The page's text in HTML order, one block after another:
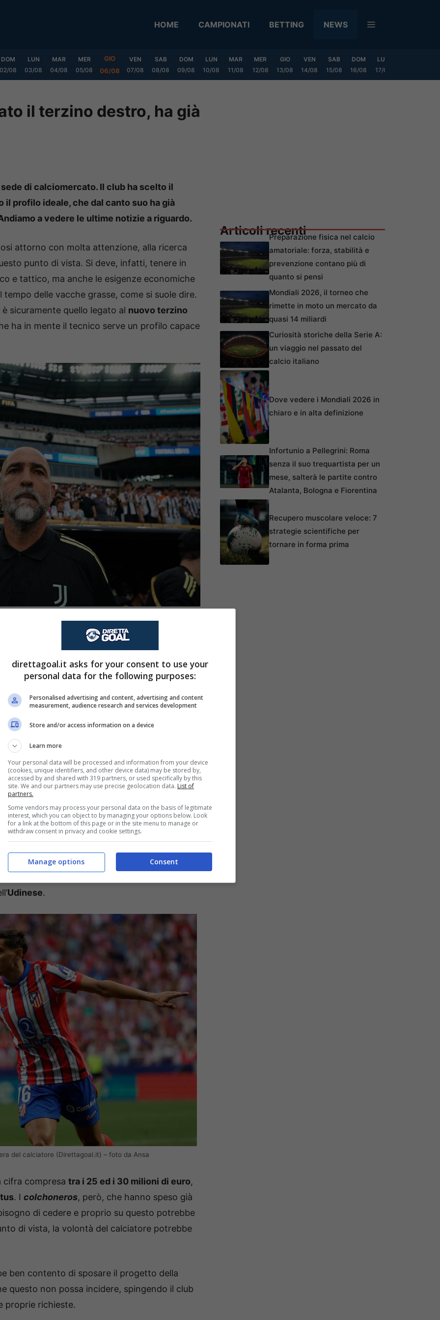
HOME CAMPIONATI BETTING NEWS
DOM
02/08
LUN
03/08
MAR
04/08
MER
05/08
GIO
06/08
VEN
07/08
SAB
08/08
DOM
09/08
LUN
10/08
MAR
11/08
MER
12/08
GIO
13/08
VEN
14/08
SAB
15/08
DOM
16/08
LUN
17/08
il terzino destro, ha già
di calciomercato. Il club ha scelto il
profilo ideale, che dal canto suo ha già
a vedere le ultime notizie a riguardo.
attorno con molta attenzione, alla ricerca
punto di vista. Si deve, infatti, tenere in
e tattico, ma anche le esigenze economiche
delle vacche grasse, come si suole dire.
è sicuramente quello legato al nuovo terzino
ha in mente il tecnico serve un profilo capace
sì (Direttagoal.it) – foto da Ansa
è minima, così come però è
da questo punto di vista. A quanto pare,
riguardo ed ha scelto ilnuovo terzino, che dal
confronti di questa operazione, che
di alto valore. Andiamo a vedere leultime
dal momento che si tratta di una
destro: c’è il via
garanzie in entrambe le fasi di gioco, a destra
considerazione il fatto che Weah è in uscita e
importanti aggiornamenti. Stando a
, il grande obiettivo per la JuveèNahuel
Udinese.
del calciatore (Direttagoal.it) – foto da Ansa
cifra compresa tra i 25 ed i 30 milioni di euro,
. I colchoneros, però, che hanno speso già
di cedere e proprio su questo potrebbe
di vista, la volontà del calciatore potrebbe
ben contento di sposare il progetto della
questo non possa incidere, spingendo il club
proprie richieste.
Articoli recentiPreparazione fisica nel calcio
amatoriale: forza, stabilità e
prevenzione contano più di
quanto si pensi
Mondiali 2026, il torneo che
rimette in moto un mercato da
quasi 14 miliardi
Curiosità storiche della Serie A:
un viaggio nel passato del
calcio italiano
Dove vedere i Mondiali 2026 in
chiaro e in alta definizione
Infortunio a Pellegrini: Roma
senza il suo trequartista per un
mese, salterà le partite contro
Atalanta, Bologna e Fiorentina
Recupero muscolare veloce: 7
strategie scientifiche per
tornare in forma prima
direttagoal.it asks for your consent to use your
personal data for the following purposes:
Personalised advertising and content, advertising and content
measurement, audience research and services development
Store and/or access information on a device
Learn more
Your personal data will be processed and information from your device
(cookies, unique identifiers, and other device data) may be stored by,
accessed by and shared with 319 partners, or used specifically by this
site. We and our partners may use precise geolocation data. List of
partners.
Some vendors may process your personal data on the basis of legitimate
interest, which you can object to by managing your options below. Look
for a link at the bottom of this page or in the site menu to manage or
withdraw consent in privacy and cookie settings.
Consent
Manage options